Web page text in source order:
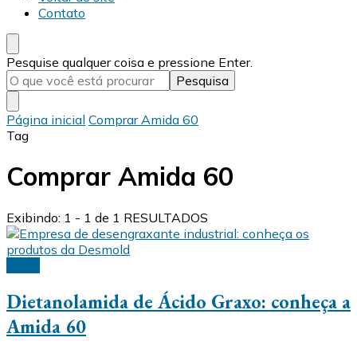
Contato
Procurando
algo?
Pesquise qualquer coisa e pressione Enter.
Página inicial Comprar Amida 60
Tag
Comprar Amida 60
Exibindo: 1 - 1 de 1 RESULTADOS
Dietanolamida de Ácido Graxo: conheça a
Amida 60